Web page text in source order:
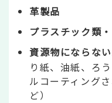
革製品
プラスチック類
資源物にならな
り紙、油紙、ろ
ルコーティング
ど）